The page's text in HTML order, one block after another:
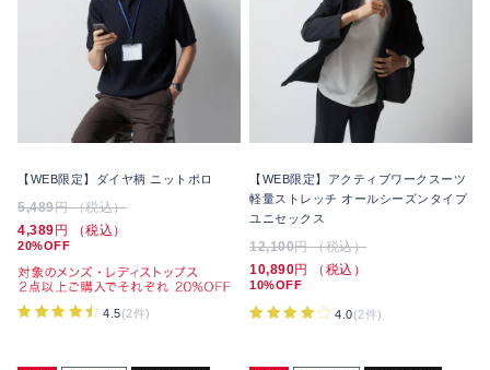
【WEB限定】ダイヤ柄 ニットポロ
5,489円 （税込）
4,389 円 （税込）
20%OFF
4.5(2件)
【WEB限定】アクティブワークスーツ
軽量ストレッチ オールシーズンタイプ
ユニセックス
12,100円 （税込）
10,890円 （税込）
10%OFF
4.0(2件)